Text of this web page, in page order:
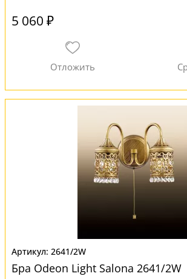
5 060 ₽
2641/2W
Бра Odeon Light Salona 2641/2W